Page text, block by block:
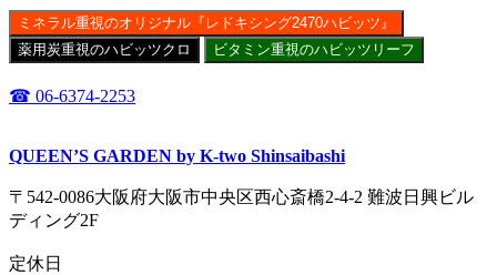
ミネラル重視のオリジナル『レドキシング2470ハビッツ』
薬用炭重視のハビッツクロ
ビタミン重視のハビッツリーフ
☎ 06-6374-2253
QUEEN’S GARDEN by K-two Shinsaibashi
〒542-0086大阪府大阪市中央区西心斎橋2-4-2 難波日興ビル
ディング2F
定休日